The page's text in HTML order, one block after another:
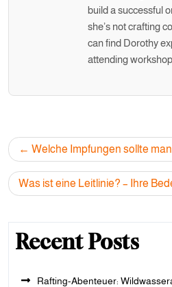
build a successful
she’s not crafting
can find Dorothy
attending
Post
navigation
Welche Impfungen sollte
Was ist eine Leitlinie? – Ihre
Recent Posts
Rafting-Abenteuer: